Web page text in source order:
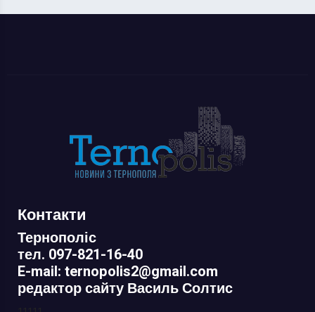
Контакти
Тернополіс
тел. 097-821-16-40
E-mail: ternopolis2@gmail.com
редактор сайту Василь Солтис